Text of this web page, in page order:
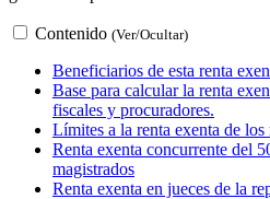
Contenido (Ver/Ocultar)
Beneficiarios de esta renta
Base para calcular la renta
fiscales y procuradores.
Límites a la renta exenta de los
Renta exenta concurrente del
magistrados
Renta exenta en jueces de la